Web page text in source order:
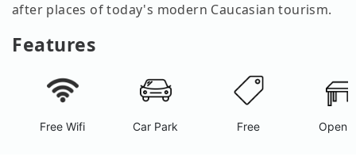
after places of today's modern Caucasian tourism.
Features
Free Wifi Car Park Free Open